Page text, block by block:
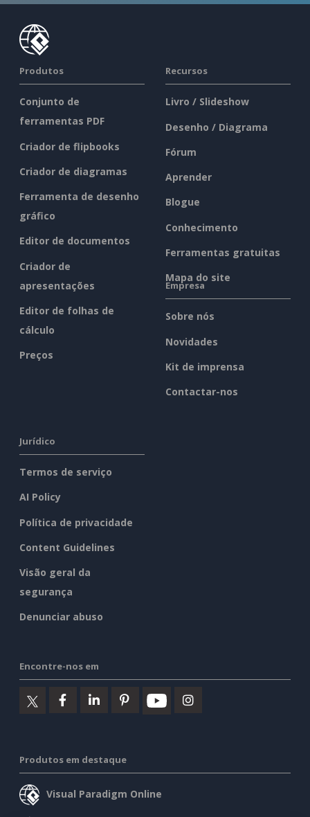
Produtos
Conjunto de
ferramentas PDF
Criador de flipbooks
Criador de diagramas
Ferramenta de desenho
gráfico
Editor de documentos
Criador de
apresentações
Editor de folhas de
cálculo
Preços
Recursos
Livro / Slideshow
Desenho / Diagrama
Fórum
Aprender
Blogue
Conhecimento
Ferramentas gratuitas
Mapa do site
Empresa
Sobre nós
Novidades
Kit de imprensa
Contactar-nos
Jurídico
Termos de serviço
AI Policy
Política de privacidade
Content Guidelines
Visão geral da
segurança
Denunciar abuso
Encontre-nos em
Produtos em destaque
Visual Paradigm Online